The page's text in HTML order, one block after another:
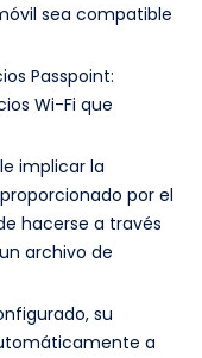
sea compatible
Passpoint:
Wi-Fi que
implicar la
por el
hacerse a través
archivo de
su
a